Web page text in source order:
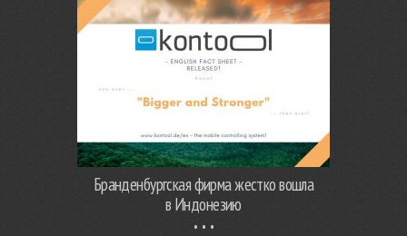
Бранденбургская фирма жестко вошла
в Индонезию